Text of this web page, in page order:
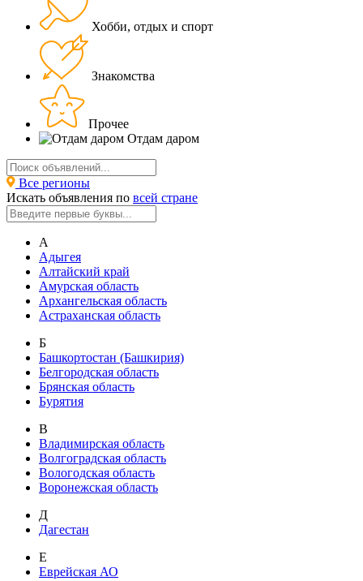
Хобби, отдых и спорт
Знакомства
Прочее
Отдам даром
Все регионы
Искать объявления по всей стране
А
Адыгея
Алтайский край
Амурская область
Архангельская область
Астраханская область
Б
Башкортостан (Башкирия)
Белгородская область
Брянская область
Бурятия
В
Владимирская область
Волгоградская область
Вологодская область
Воронежская область
Д
Дагестан
Е
Еврейская АО